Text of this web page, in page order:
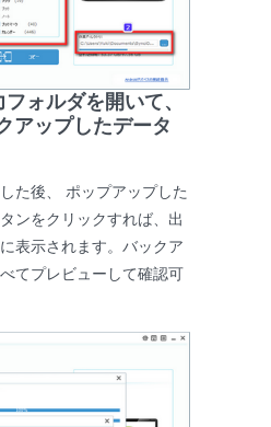
ォルダを開いて、
アップしたデータ
た後、 ポップアップした
ンをクリックすれば、出
表示されます。バックア
てプレビューして確認可